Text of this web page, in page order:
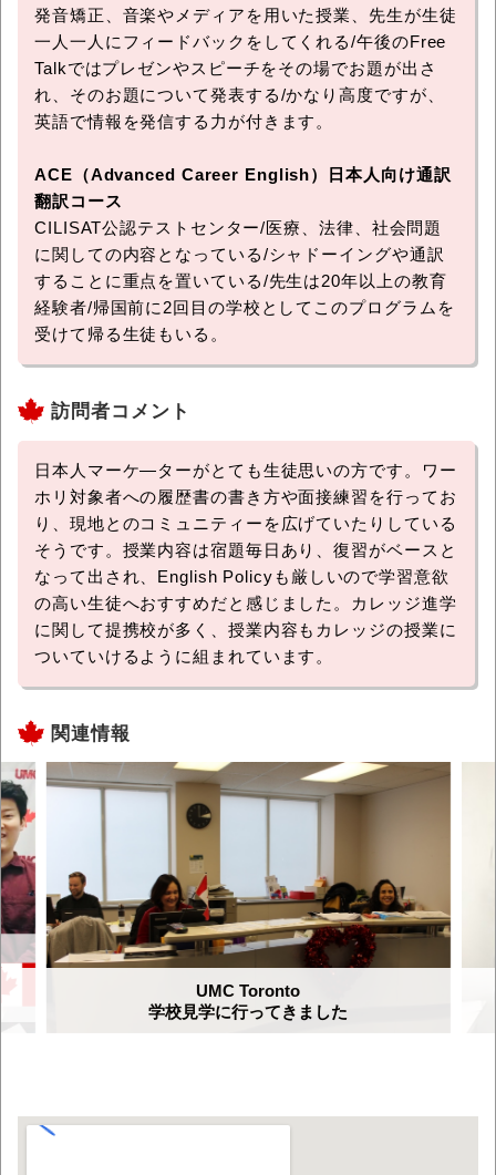
発音矯正、音楽やメディアを用いた授業、先生が生徒
一人一人にフィードバックをしてくれる/午後のFree
Talkではプレゼンやスピーチをその場でお題が出さ
れ、そのお題について発表する/かなり高度ですが、
英語で情報を発信する力が付きます。
ACE（Advanced Career English）日本人向け通訳
翻訳コース
CILISAT公認テストセンター/医療、法律、社会問題
に関しての内容となっている/シャドーイングや通訳
することに重点を置いている/先生は20年以上の教育
経験者/帰国前に2回目の学校としてこのプログラムを
受けて帰る生徒もいる。
訪問者コメント
日本人マーケ―ターがとても生徒思いの方です。ワー
ホリ対象者への履歴書の書き方や面接練習を行ってお
り、現地とのコミュニティーを広げていたりしている
そうです。授業内容は宿題毎日あり、復習がベースと
なって出され、English Policyも厳しいので学習意欲
の高い生徒へおすすめだと感じました。カレッジ進学
に関して提携校が多く、授業内容もカレッジの授業に
ついていけるように組まれています。
関連情報
UMC Toronto
学校見学に行ってきました